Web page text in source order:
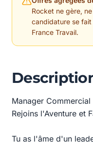
Rocket ne gère,
candidature se
France Travail.
Manager
Rejoins l'Aventure et
Tu as l'âme d'un